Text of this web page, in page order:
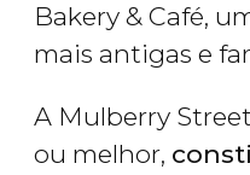
Bakery & Café,
mais antigas e
A Mulberry
ou melhor,